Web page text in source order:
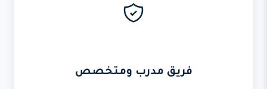
فريق مدرب ومتخصص